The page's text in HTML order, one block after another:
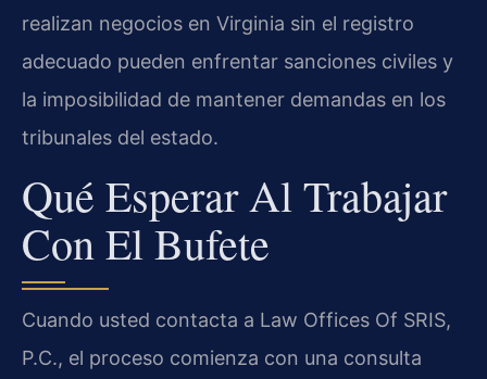
realizan negocios en Virginia sin el registro
adecuado pueden enfrentar sanciones civiles y
la imposibilidad de mantener demandas en los
tribunales del estado.
Qué Esperar Al Trabajar
Con El Bufete
Cuando usted contacta a Law Offices Of SRIS,
P.C., el proceso comienza con una consulta